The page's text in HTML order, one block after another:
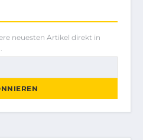
neuesten Artikel direkt in